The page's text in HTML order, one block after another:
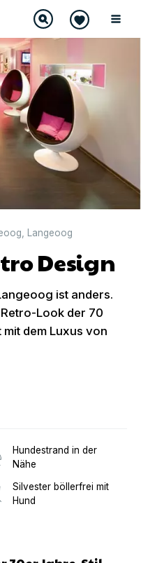
Langeoog
Design
ist anders.
Look der 70
dem Luxus von
Hundestrand in der
Nähe
Silvester böllerfrei mit
Hund